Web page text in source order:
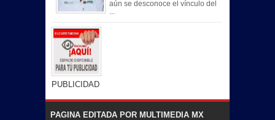
aún se desconoce el vínculo del
PUBLICIDAD
PAGINA EDITADA POR MULTIMEDIA MX